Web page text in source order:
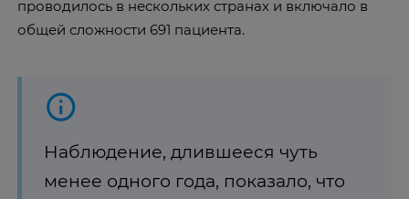
проводилось в нескольких странах и включало в
общей сложности 691 пациента.
Наблюдение, длившееся чуть
менее одного года, показало, что